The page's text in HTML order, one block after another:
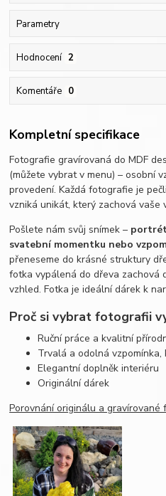
Parametry
Hodnocení 2
Komentáře 0
Kompletní specifikace
Fotografie gravírovaná do MDF
(můžete vybrat v menu) – osobní
provedení. Každá fotografie je
vzniká unikát, který zachová vaše
Pošlete nám svůj snímek –
svatební momentku nebo
přeneseme do krásné struktury
fotka vypálená do dřeva zachová
vzhled. Fotka je ideální dárek k
Proč si vybrat fotografii
Ruční práce a kvalitní
Trvalá a odolná
Elegantní doplněk interiéru
Originální dárek
Porovnání originálu a gravírované